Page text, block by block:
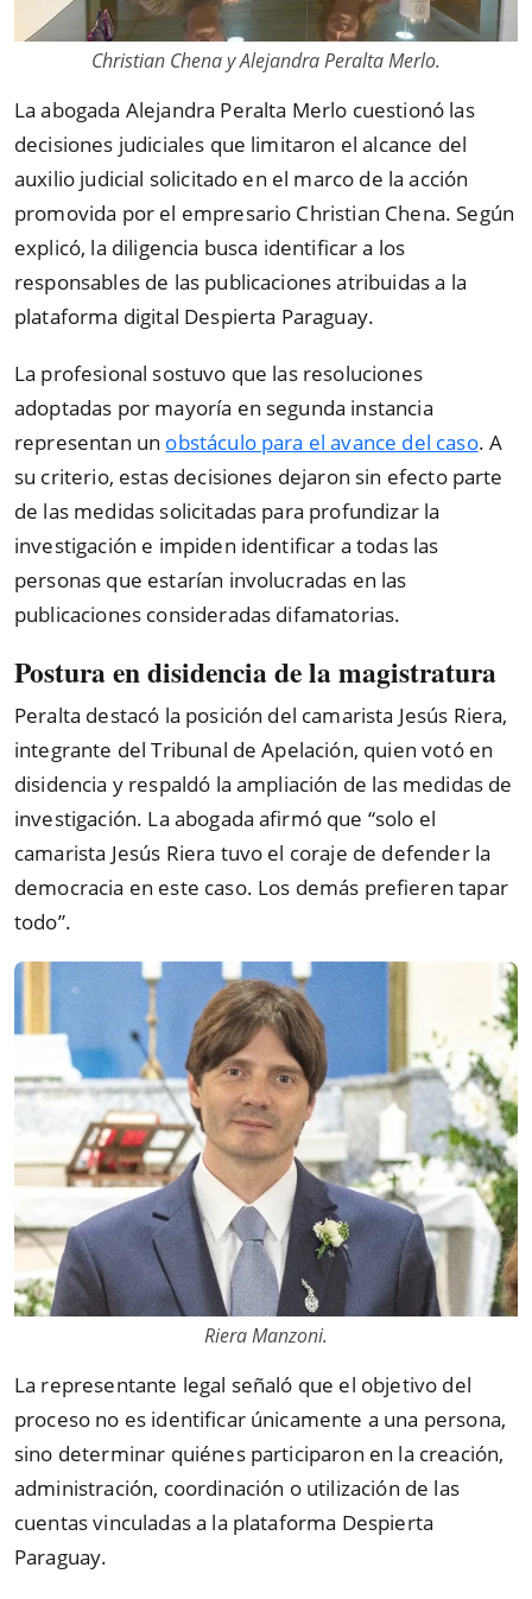
Christian Chena y Alejandra Peralta Merlo.
La abogada Alejandra Peralta Merlo cuestionó las
decisiones judiciales que limitaron el alcance del
auxilio judicial solicitado en el marco de la acción
promovida por el empresario Christian Chena. Según
explicó, la diligencia busca identificar a los
responsables de las publicaciones atribuidas a la
plataforma digital Despierta Paraguay.
La profesional sostuvo que las resoluciones
adoptadas por mayoría en segunda instancia
representan un obstáculo para el avance del caso. A
su criterio, estas decisiones dejaron sin efecto parte
de las medidas solicitadas para profundizar la
investigación e impiden identificar a todas las
personas que estarían involucradas en las
publicaciones consideradas difamatorias.
Postura en disidencia de la magistratura
Peralta destacó la posición del camarista Jesús Riera,
integrante del Tribunal de Apelación, quien votó en
disidencia y respaldó la ampliación de las medidas de
investigación. La abogada afirmó que “solo el
camarista Jesús Riera tuvo el coraje de defender la
democracia en este caso. Los demás prefieren tapar
todo”.
Riera Manzoni.
La representante legal señaló que el objetivo del
proceso no es identificar únicamente a una persona,
sino determinar quiénes participaron en la creación,
administración, coordinación o utilización de las
cuentas vinculadas a la plataforma Despierta
Paraguay.